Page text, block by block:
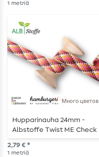
1 metriä
Много цветов
Hupparinauha 24mm -
Albstoffe Twist ME Check
- metri kerrallaan
2,79 € *
1 metriä